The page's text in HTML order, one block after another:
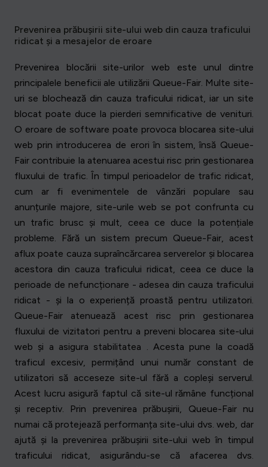
Prevenirea prăbușirii site-ului web din cauza traficului
ridicat și a mesajelor de eroare
Prevenirea blocării site-urilor web este unul dintre
principalele beneficii ale utilizării Queue-Fair. Multe site-
uri se blochează din cauza traficului ridicat, iar un site
blocat poate duce la pierderi semnificative de venituri.
O eroare de software poate provoca blocarea site-ului
web prin introducerea de erori în sistem, însă Queue-
Fair contribuie la atenuarea acestui risc prin gestionarea
fluxului de trafic. În timpul perioadelor de trafic ridicat,
cum ar fi evenimentele de vânzări populare sau
anunțurile majore, site-urile web se pot confrunta cu
un trafic brusc și mult, ceea ce duce la potențiale
probleme. Fără un sistem precum Queue-Fair, acest
aflux poate cauza supraîncărcarea serverelor și blocarea
acestora din cauza traficului ridicat, ceea ce duce la
perioade de nefuncționare - adesea din cauza traficului
ridicat - și la o experiență proastă pentru utilizatori.
Queue-Fair atenuează acest risc prin gestionarea
fluxului de vizitatori pentru a preveni blocarea site-ului
web și a asigura stabilitatea . Acesta pune la coadă
traficul excesiv, permițând unui număr constant de
utilizatori să acceseze site-ul fără a copleși serverul.
Acest lucru asigură faptul că site-ul rămâne funcțional
și receptiv. Prin prevenirea prăbușirii, Queue-Fair nu
numai că protejează performanța site-ului dvs. web, dar
ajută și la prevenirea prăbușirii site-ului web în timpul
traficului ridicat, asigurându-se că afacerea dvs.